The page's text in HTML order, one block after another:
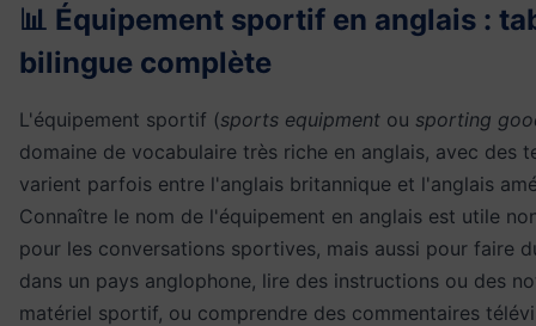
📊 Équipement sportif en anglais :
bilingue complète
L'équipement sportif (sports equipment ou sporting
domaine de vocabulaire très riche en anglais, avec des
varient parfois entre l'anglais britannique et l'anglais
Connaître le nom de l'équipement en anglais est utile
pour les conversations sportives, mais aussi pour faire
dans un pays anglophone, lire des instructions ou des
matériel sportif, ou comprendre des commentaires